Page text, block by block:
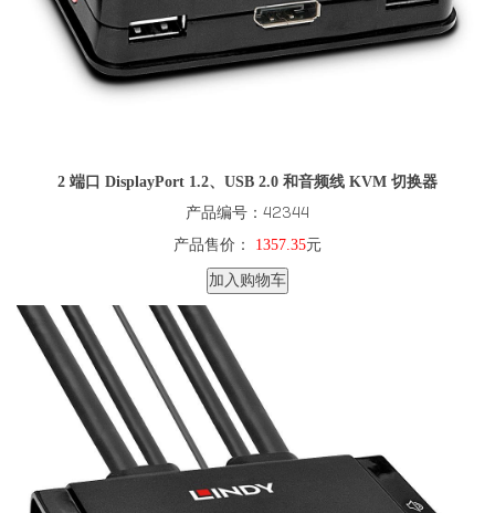
2 端口 DisplayPort 1.2、USB 2.0 和音频线 KVM 切换器
产品编号：42344
产品售价： 1357.35元
加入购物车